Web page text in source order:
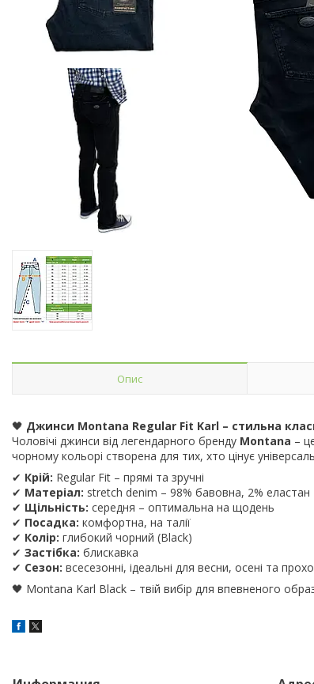
Опис
🖤 Джинси Montana Regular Fit Karl – стильна
Чоловічі джинси від легендарного бренду Montana –
чорному кольорі створена для тих, хто цінує
✔ Крій: Regular Fit – прямі та зручні
✔ Матеріал: stretch denim – 98% бавовна, 2% еластан
✔ Щільність: середня – оптимальна на щодень
✔ Посадка: комфортна, на талії
✔ Колір: глибокий чорний (Black)
✔ Застібка: блискавка
✔ Сезон: всесезонні, ідеальні для весни, осені та
🖤 Montana Karl Black – твій вибір для впевненого